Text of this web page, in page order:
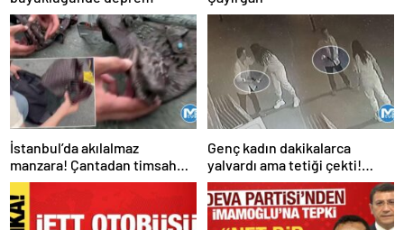
İstanbul’da akılalmaz
manzara! Çantadan timsah
çıktı
Genç kadın dakikalarca
yalvardı ama tetiği çekti!
Kurşun yağdırdı